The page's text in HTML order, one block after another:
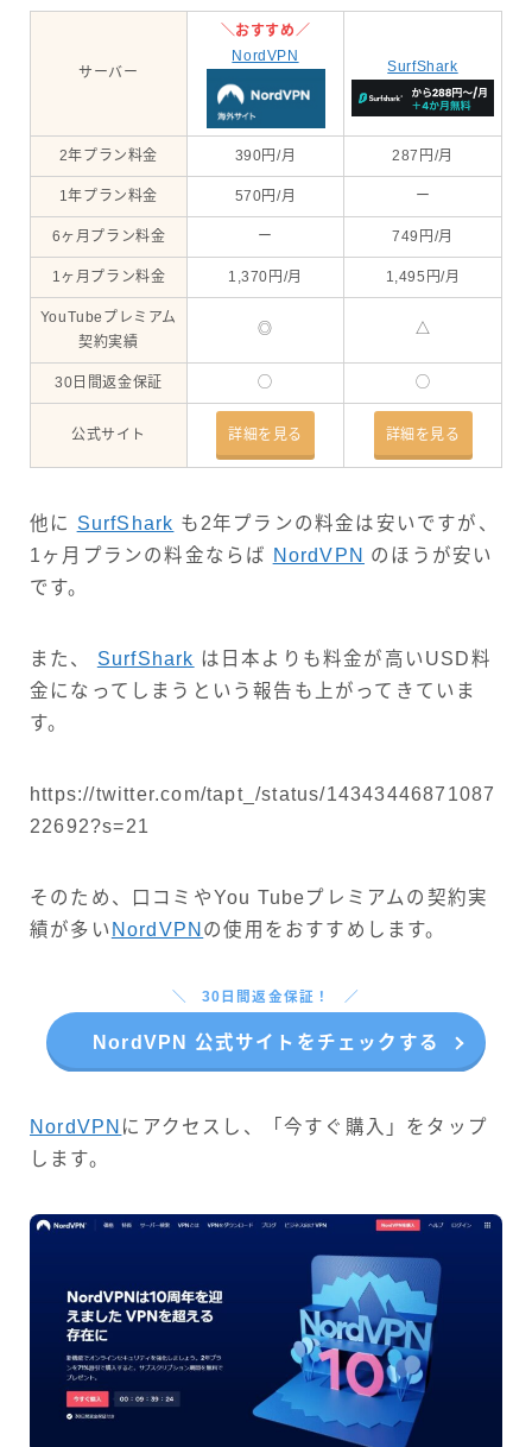
サーバー
＼おすすめ／
NordVPN
SurfShark
2年プラン料金 390円/月 287円/月
1年プラン料金 570円/月 ー
6ヶ月プラン料金 ー 749円/月
1ヶ月プラン料金 1,370円/月 1,495円/月
YouTubeプレミアム
契約実績
◎ △
30日間返金保証 ◯ ◯
公式サイト 詳細を見る 詳細を見る
他に SurfShark も2年プランの料金は安いですが、
1ヶ月プランの料金ならば NordVPN のほうが安い
です。
また、 SurfShark は日本よりも料金が高いUSD料
金になってしまうという報告も上がってきていま
す。
https://twitter.com/tapt_/status/14343446871087
22692?s=21
そのため、口コミやYou Tubeプレミアムの契約実
績が多い NordVPN の使用をおすすめします。
30日間返金保証！
NordVPN 公式サイトをチェックする
NordVPN にアクセスし、「今すぐ購入」をタップ
します。